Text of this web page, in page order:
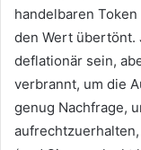
handelbaren
den Wert übertönt.
deflationär sein,
verbrannt, um die
genug Nachfrage,